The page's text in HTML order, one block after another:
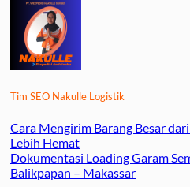
Tim SEO Nakulle Logistik
Cara Mengirim Barang Besar
Lebih Hemat
Dokumentasi Loading Garam
Balikpapan – Makassar